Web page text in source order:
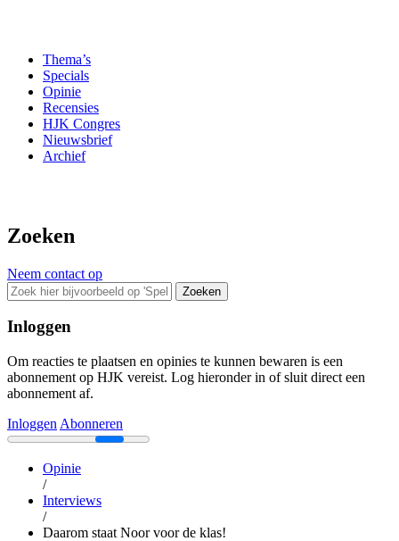
Thema’s
Specials
Opinie
Recensies
HJK Congres
Nieuwsbrief
Archief
Zoeken
Neem contact op
Zoeken
Inloggen
Om reacties te plaatsen en opinies te kunnen bewaren is een
abonnement op HJK vereist. Log hieronder in of sluit direct een
abonnement af.
Inloggen Abonneren
Opinie
/
Interviews
/
Daarom staat Noor voor de klas!